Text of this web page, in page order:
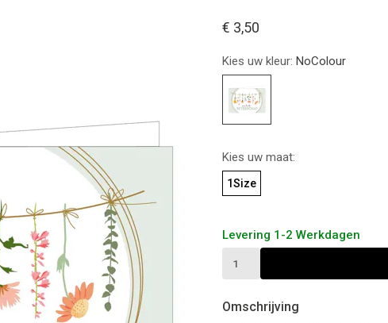
€ 3,50
Kies uw kleur: NoColour
Kies uw maat:
1Size
Levering 1-2 Werkdagen
Omschrijving